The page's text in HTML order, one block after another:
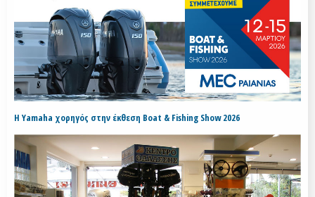
H Yamaha χορηγός στην έκθεση Boat & Fishing Show 2026